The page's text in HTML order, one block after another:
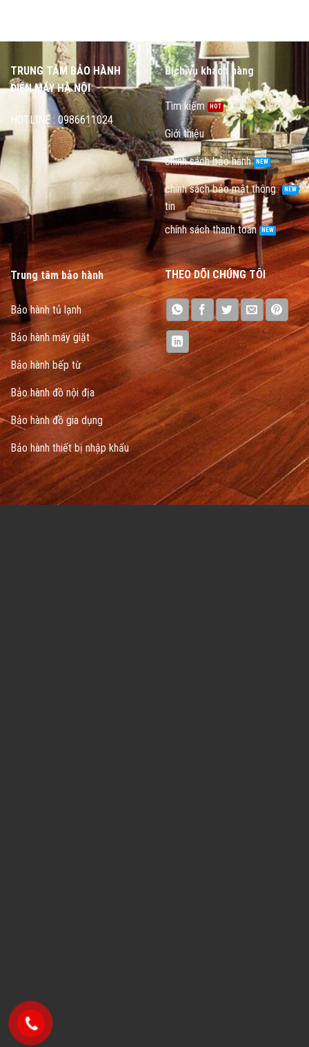
TRUNG TÂM BẢO HÀNH
ĐIỆN MÁY HÀ NỘI
HOTLINE : 0986611024
Dịch vụ khách hàng
Tìm kiếm
Giới thiệu
chính sách bảo hành
chính sách bảo mật thông
tin
chính sách thanh toán
Trung tâm bảo hành
Bảo hành tủ lạnh
Bảo hành máy giặt
Bảo hành bếp từ
Bảo hành đồ nội địa
Bảo hành đồ gia dụng
Bảo hành thiết bị nhập khẩu
THEO DÕI CHÚNG TÔI